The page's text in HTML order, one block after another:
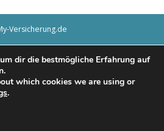
Versicherung.de
dir die bestmögliche Erfahrung auf
which cookies we are using or
.